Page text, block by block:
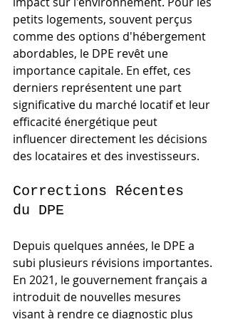
petits logements, souvent perçus
comme des options d'hébergement
abordables, le DPE revêt une
importance capitale. En effet, ces
derniers représentent une part
significative du marché locatif et leur
efficacité énergétique peut
influencer directement les décisions
des locataires et des investisseurs.
Corrections Récentes
du DPE
Depuis quelques années, le DPE a
subi plusieurs révisions importantes.
En 2021, le gouvernement français a
introduit de nouvelles mesures
visant à rendre ce diagnostic plus